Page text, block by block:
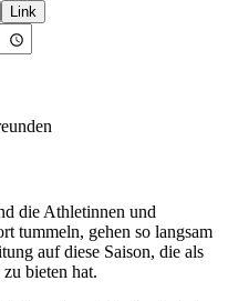
Link
die Athletinnen und
tummeln, gehen so langsam
auf diese Saison, die als
bieten hat.